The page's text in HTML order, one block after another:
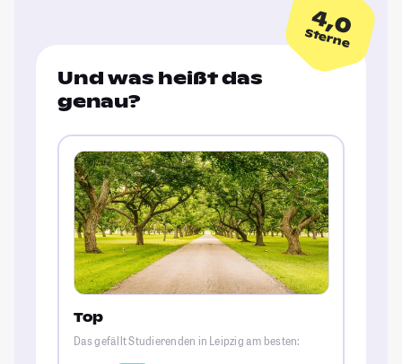
4,0
Sterne
Und was heißt das
genau?
Top
Das gefällt Studierenden in Leipzig am besten: